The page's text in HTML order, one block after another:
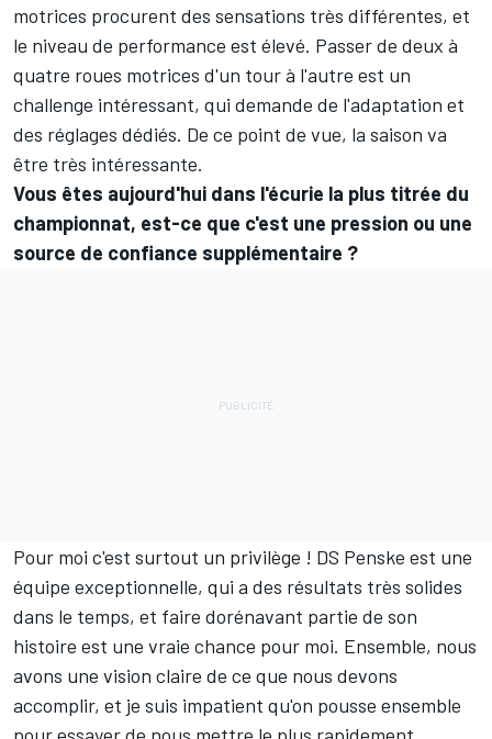
motrices procurent des sensations très différentes, et
le niveau de performance est élevé. Passer de deux à
quatre roues motrices d'un tour à l'autre est un
challenge intéressant, qui demande de l'adaptation et
des réglages dédiés. De ce point de vue, la saison va
être très intéressante.
Vous êtes aujourd'hui dans l'écurie la plus titrée du
championnat, est-ce que c'est une pression ou une
source de confiance supplémentaire ?
Pour moi c'est surtout un privilège ! DS Penske est une
équipe exceptionnelle, qui a des résultats très solides
dans le temps, et faire dorénavant partie de son
histoire est une vraie chance pour moi. Ensemble, nous
avons une vision claire de ce que nous devons
accomplir, et je suis impatient qu'on pousse ensemble